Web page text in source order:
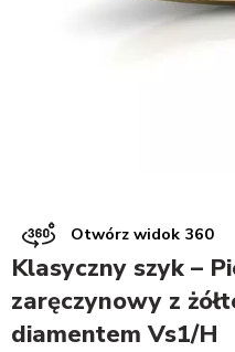
Otwórz widok 360
Klasyczny szyk –
zaręczynowy z
diamentem Vs1/H